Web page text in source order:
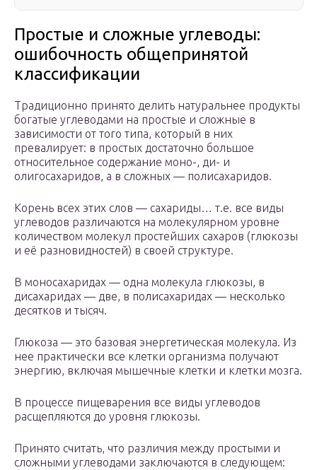
Простые и сложные углеводы:
ошибочность общепринятой
классификации
Традиционно принято делить натуральнее продукты
богатые углеводами на простые и сложные в
зависимости от того типа, который в них
превалирует: в простых достаточно большое
относительное содержание моно-, ди- и
олигосахаридов, а в сложных — полисахаридов.
Корень всех этих слов — сахариды… т.е. все виды
углеводов различаются на молекулярном уровне
количеством молекул простейших сахаров (глюкозы
и её разновидностей) в своей структуре.
В моносахаридах — одна молекула глюкозы, в
дисахаридах — две, в полисахаридах — несколько
десятков и тысяч.
Глюкоза — это базовая энергетическая молекула. Из
нее практически все клетки организма получают
энергию, включая мышечные клетки и клетки мозга.
В процессе пищеварения все виды углеводов
расщепляются до уровня глюкозы.
Принято считать, что различия между простыми и
сложными углеводами заключаются в следующем: